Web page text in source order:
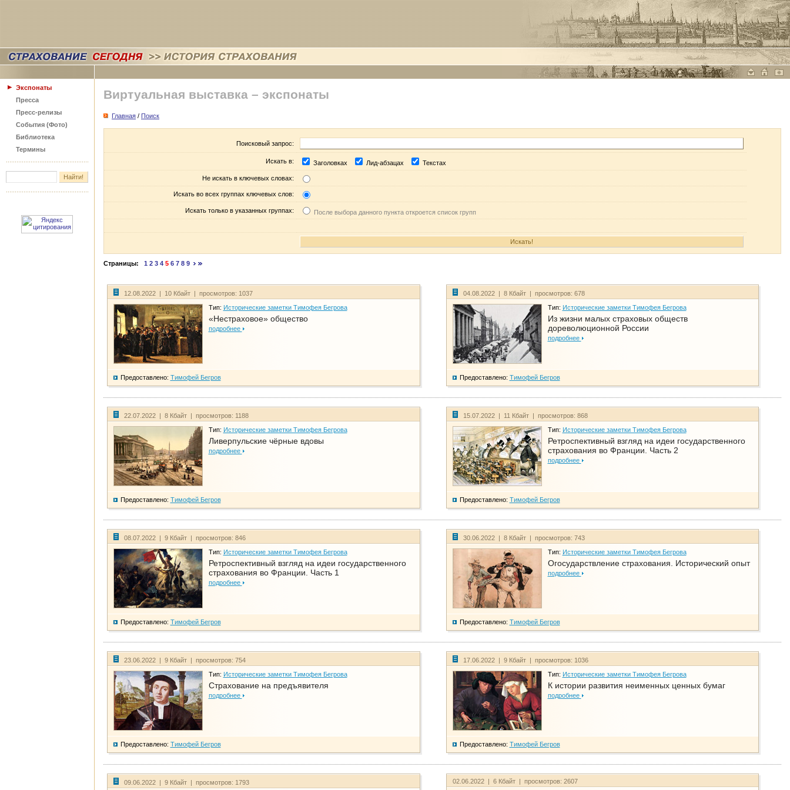
Экспонаты
Пресса
Пресс-релизы
События (Фото)
Библиотека
Термины
Виртуальная выставка – экспонаты
Главная / Поиск
Поисковый запрос:
Искать в: Заголовках Лид-абзацах Текстах
Не искать в ключевых словах:
Искать во всех группах ключевых слов:
Искать только в указанных группах: После выбора данного пункта откроется список групп
Страницы: 1 2 3 4 5 6 7 8 9
12.08.2022 | 10 Кбайт | просмотров: 1037
Тип: Исторические заметки Тимофея Бегрова
«Нестраховое» общество
подробнее
Предоставлено: Тимофей Бегров
04.08.2022 | 8 Кбайт | просмотров: 678
Тип: Исторические заметки Тимофея Бегрова
Из жизни малых страховых обществ
дореволюционной России
подробнее
Предоставлено: Тимофей Бегров
22.07.2022 | 8 Кбайт | просмотров: 1188
Тип: Исторические заметки Тимофея Бегрова
Ливерпульские чёрные вдовы
подробнее
Предоставлено: Тимофей Бегров
15.07.2022 | 11 Кбайт | просмотров: 868
Тип: Исторические заметки Тимофея Бегрова
Ретроспективный взгляд на идеи государственного
страхования во Франции. Часть 2
подробнее
Предоставлено: Тимофей Бегров
08.07.2022 | 9 Кбайт | просмотров: 846
Тип: Исторические заметки Тимофея Бегрова
Ретроспективный взгляд на идеи государственного
страхования во Франции. Часть 1
подробнее
Предоставлено: Тимофей Бегров
30.06.2022 | 8 Кбайт | просмотров: 743
Тип: Исторические заметки Тимофея Бегрова
Огосударствление страхования. Исторический опыт
подробнее
Предоставлено: Тимофей Бегров
23.06.2022 | 9 Кбайт | просмотров: 754
Тип: Исторические заметки Тимофея Бегрова
Страхование на предъявителя
подробнее
Предоставлено: Тимофей Бегров
17.06.2022 | 9 Кбайт | просмотров: 1036
Тип: Исторические заметки Тимофея Бегрова
К истории развития неименных ценных бумаг
подробнее
Предоставлено: Тимофей Бегров
09.06.2022 | 9 Кбайт | просмотров: 1793 02.06.2022 | 6 Кбайт | просмотров: 2607